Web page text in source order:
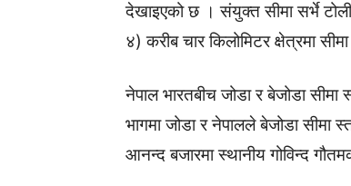
देखाइएको छ । संयुक्त सीमा सर्भे
४) करीब चार किलोमिटर क्षेत्रमा
नेपाल भारतबीच जोडा र बेजोडा
भागमा जोडा र नेपालले बेजोडा सीमा
आनन्द बजारमा स्थानीय गोविन्द